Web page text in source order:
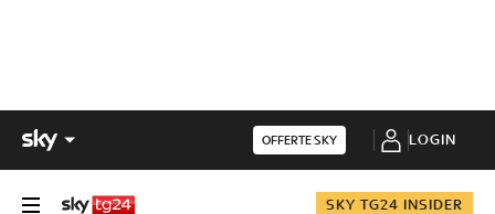
OFFERTE SKY LOGIN
SKY TG24 INSIDER